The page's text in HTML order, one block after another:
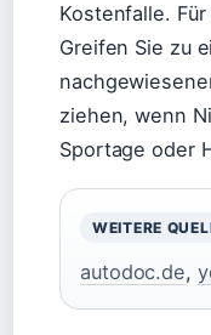
Kostenfalle.
Greifen Sie zu
ziehen, wenn
Sportage oder
WEITERE
autodoc.de,